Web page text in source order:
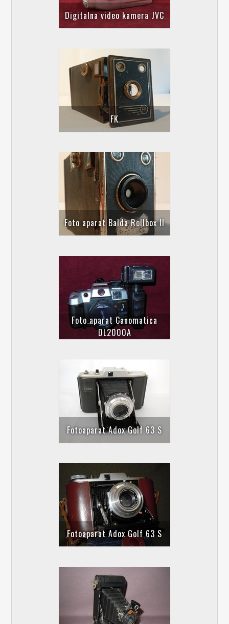
Digitalna video kamera JVC
FK
Foto aparat Balda Rollbox II
Foto aparat Canomatica
DL2000A
Fotoaparat Adox Golf 63 S
Fotoaparat Adox Golf 63 S